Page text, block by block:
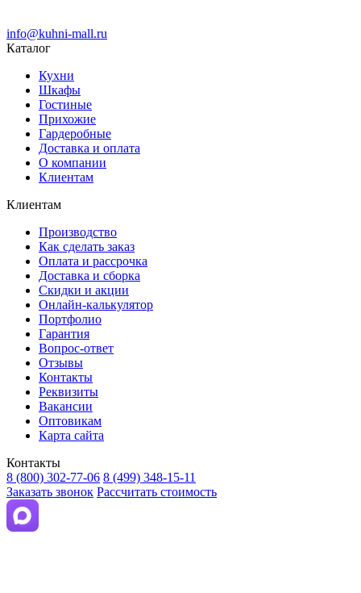
info@kuhni-mall.ru
Каталог
Кухни
Шкафы
Гостиные
Прихожие
Гардеробные
Доставка и оплата
О компании
Клиентам
Клиентам
Производство
Как сделать заказ
Оплата и рассрочка
Доставка и сборка
Скидки и акции
Онлайн-калькулятор
Портфолио
Гарантия
Вопрос-ответ
Отзывы
Контакты
Реквизиты
Вакансии
Оптовикам
Карта сайта
Контакты
8 (800) 302-77-06 8 (499) 348-15-11
Заказать звонок Рассчитать стоимость